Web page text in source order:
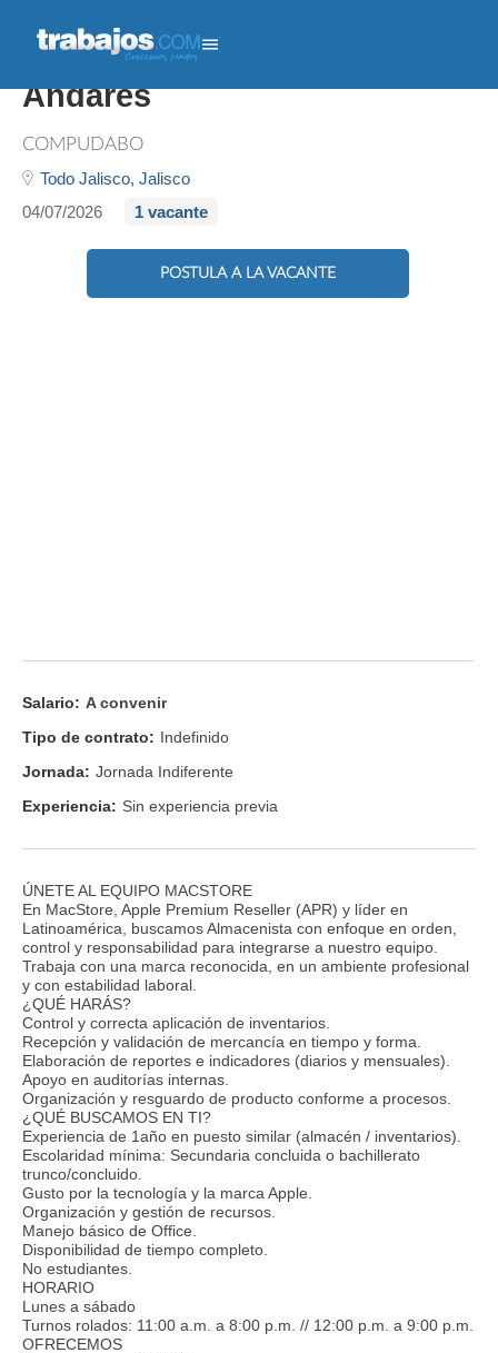
Almacenista - Macstore
Andares
COMPUDABO
Todo Jalisco, Jalisco
04/07/2026
1 vacante
POSTULA A LA VACANTE
Salario: A convenir
Tipo de contrato: Indefinido
Jornada: Jornada Indiferente
Experiencia: Sin experiencia previa
ÚNETE AL EQUIPO MACSTORE
En MacStore, Apple Premium Reseller (APR) y líder en
Latinoamérica, buscamos Almacenista con enfoque en orden,
control y responsabilidad para integrarse a nuestro equipo.
Trabaja con una marca reconocida, en un ambiente profesional
y con estabilidad laboral.
¿QUÉ HARÁS?
Control y correcta aplicación de inventarios.
Recepción y validación de mercancía en tiempo y forma.
Elaboración de reportes e indicadores (diarios y mensuales).
Apoyo en auditorías internas.
Organización y resguardo de producto conforme a procesos.
¿QUÉ BUSCAMOS EN TI?
Experiencia de 1año en puesto similar (almacén / inventarios).
Escolaridad mínima: Secundaria concluida o bachillerato
trunco/concluido.
Gusto por la tecnología y la marca Apple.
Organización y gestión de recursos.
Manejo básico de Office.
Disponibilidad de tiempo completo.
No estudiantes.
HORARIO
Lunes a sábado
Turnos rolados: 11:00 a.m. a 8:00 p.m. // 12:00 p.m. a 9:00 p.m.
OFRECEMOS